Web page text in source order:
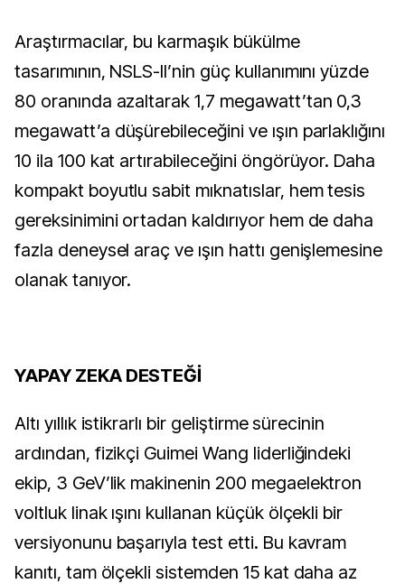
Araştırmacılar, bu karmaşık bükülme
tasarımının, NSLS-II’nin güç kullanımını yüzde
80 oranında azaltarak 1,7 megawatt’tan 0,3
megawatt’a düşürebileceğini ve ışın parlaklığını
10 ila 100 kat artırabileceğini öngörüyor. Daha
kompakt boyutlu sabit mıknatıslar, hem tesis
gereksinimini ortadan kaldırıyor hem de daha
fazla deneysel araç ve ışın hattı genişlemesine
olanak tanıyor.
YAPAY ZEKA DESTEĞİ
Altı yıllık istikrarlı bir geliştirme sürecinin
ardından, fizikçi Guimei Wang liderliğindeki
ekip, 3 GeV’lik makinenin 200 megaelektron
voltluk linak ışını kullanan küçük ölçekli bir
versiyonunu başarıyla test etti. Bu kavram
kanıtı, tam ölçekli sistemden 15 kat daha az